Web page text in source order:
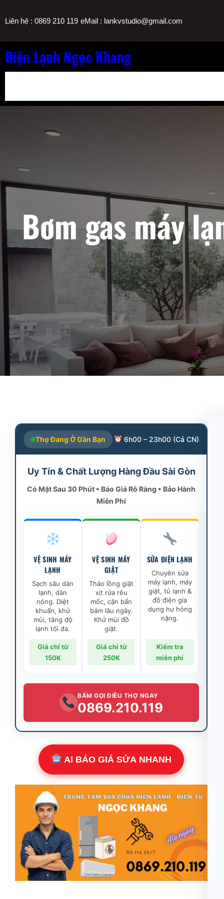
đến
nội
dung
Liên hệ : 0869 210 119/eMail : lankvstudio@gmail.com
Điện Lạnh Ngọc Khang
Bơm gas máy
Thợ Đang Ở Gần Bạn 6h00 – 23h00 (Cả CN)
Uy Tín & Chất Lượng Hàng Đầu Sài Gòn
Có Mặt Sau 30 Phút • Báo Giá Rõ Ràng • Bảo Hành
Miễn Phí
VỆ SINH MÁY
LẠNH
Sạch sâu dàn
lạnh, dàn
nóng. Diệt
khuẩn, khử
mùi, tăng độ
lạnh tối đa.
Giá chỉ từ
150K
VỆ SINH MÁY
GIẶT
Tháo lồng giặt
xịt rửa rêu
mốc, cặn bẩn
bám lâu ngày.
Khử mùi đồ
giặt.
Giá chỉ từ
250K
SỬA ĐIỆN LẠNH
Chuyên sửa
máy lạnh, máy
giặt, tủ lạnh &
đồ điện gia
dụng hư hỏng
nặng.
Kiểm tra
miễn phí
BẤM GỌI ĐIỀU THỢ NGAY
0869.210.119
AI BÁO GIÁ SỬA NHANH